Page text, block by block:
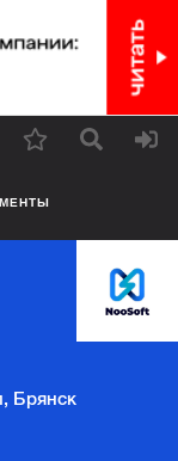
Брянск